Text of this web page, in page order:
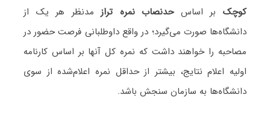
کوچکبر اساسحدنصاب نمره ترازمدنظر هر یک از
دانشگاه‌ها صورت می‌گیرد؛ در واقع داوطلبانی فرصت حضور در
مصاحبه را خواهند داشت که نمره کل آنها بر اساس کارنامه
اولیه اعلام نتایج، بیشتر از حداقل نمره اعلام‌شده از سوی
دانشگاه‌ها به سازمان سنجش باشد.